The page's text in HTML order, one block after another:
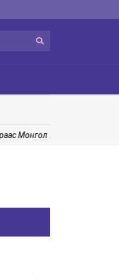
Улсад сургалтын